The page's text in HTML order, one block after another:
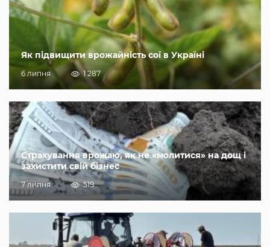
Як підвищити врожайність сої в Україні
6 липня 1 287
Страхування врожаю, як не «молитися» на дощ і
захистити свій бізнес
7 липня 519